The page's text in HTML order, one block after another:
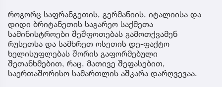
როგორც საფრანგეთის, გერმანიის, იტალიისა და
დიდი ბრიტანეთის საგარეო საქმეთა
სამინისტროები შეშფოთებას გამოთქვამენ
რუსეთსა და სამხრეთ ოსეთის დე-ფაქტო
ხელისუფლებას შორის გაფორმებული
შეთანხმებით, რაც, მათივე შეფასებით,
საერთაშორისო სამართლის აშკარა დარღვევაა.